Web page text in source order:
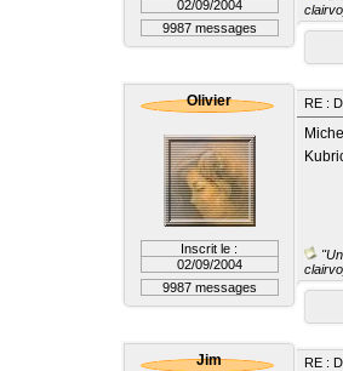
02/09/2004
9987 messages
Olivier
Inscrit le :
02/09/2004
9987 messages
RE :
Jim RE :